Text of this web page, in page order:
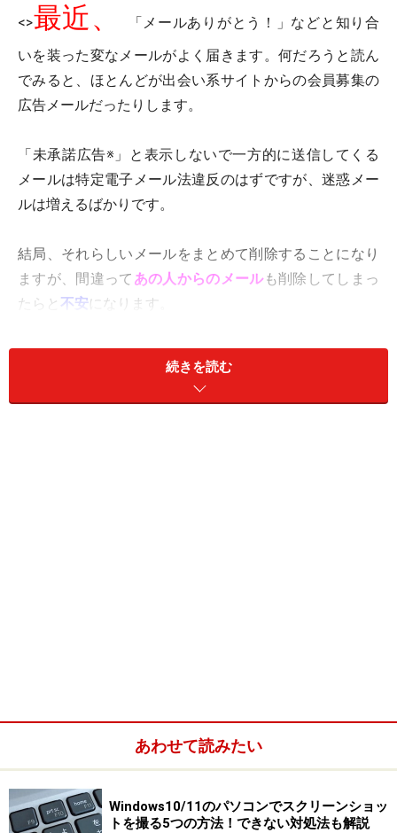
<>最近、
「メールありがとう！」などと知り合
いを装った変なメールがよく届きます。何だろうと読ん
でみると、ほとんどが出会い系サイトからの会員募集の
広告メールだったりします。
「未承諾広告※」と表示しないで一方的に送信してくる
メールは特定電子メール法違反のはずですが、迷惑メー
ルは増えるばかりです。
結局、それらしいメールをまとめて削除することになり
ますが、間違って あの人からのメールも削除してしまっ
たらと 不安になります。
今回は、あの人からのメールがすぐに分かるように、メ
ール(メッセージ)に色を付ける方法を伝授します。これ
なら、たくさんの迷惑メールの中からでも、重要なメー
ジ ルール]ダイアログボックスが表示されますので、[新
規作成]ボタンをクリックして[新規のメール ルール]ダイ
続きを読む
あわせて読みたい
Windows10/11のパソコンでスクリーンショッ
トを撮る5つの方法！できない対処法も解説